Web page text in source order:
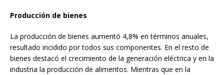
Producción de bienes
La producción de bienes aumentó 4,8% en términos anuales,
resultado incidido por todos sus componentes. En el resto de
bienes destacó el crecimiento de la generación eléctrica y en la
industria la producción de alimentos. Mientras que en la